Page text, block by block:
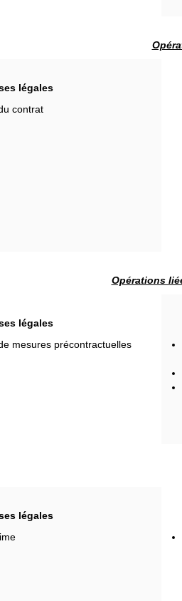
légales
contrat
Opérations
légales
mesures précontractuelles
légales